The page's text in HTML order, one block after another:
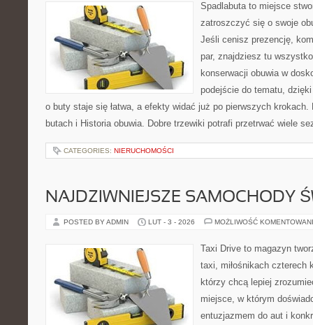
Spadlabuta to miejsce
zatroszczyć się o swoje
Jeśli cenisz prezencję,
par, znajdziesz tu
konserwacji obuwia w
podejście do tematu,
o buty staje się łatwa, a efekty widać już po pierwszych
butach i Historia obuwia. Dobre trzewiki potrafi przetrwać wiele
CATEGORIES: NIERUCHOMOŚCI
NAJDZIWNIEJSZE SAMOCHODY
POSTED BY ADMIN LUT - 3 - 2026 MOŻLIWOŚĆ
Taxi Drive to magazyn
taxi, miłośnikach czterech
którzy chcą lepiej
miejsce, w którym
entuzjazmem do aut i